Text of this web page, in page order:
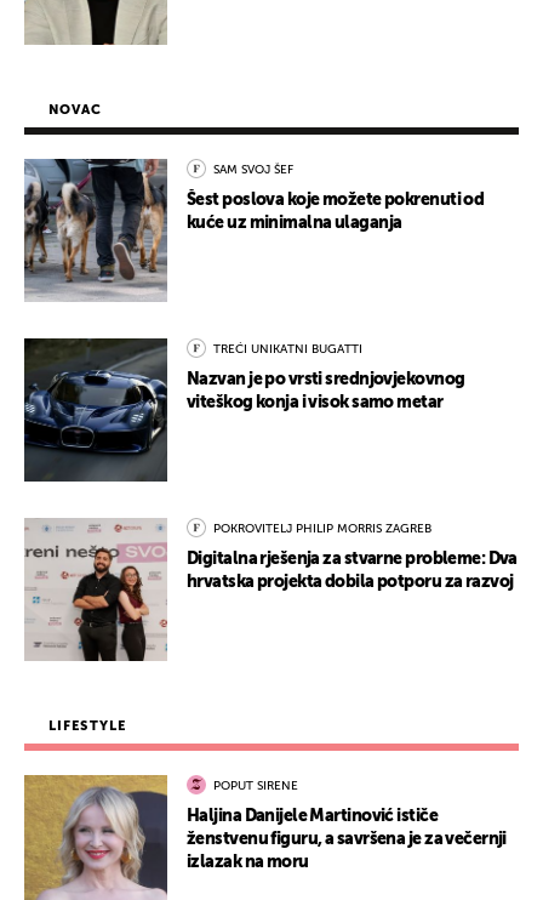
NOVAC
SAM SVOJ ŠEF
Šest poslova koje možete pokrenuti od
kuće uz minimalna ulaganja
TREĆI UNIKATNI BUGATTI
Nazvan je po vrsti srednjovjekovnog
viteškog konja i visok samo metar
POKROVITELJ PHILIP MORRIS ZAGREB
Digitalna rješenja za stvarne probleme: Dva
hrvatska projekta dobila potporu za razvoj
LIFESTYLE
POPUT SIRENE
Haljina Danijele Martinović ističe
ženstvenu figuru, a savršena je za večernji
izlazak na moru